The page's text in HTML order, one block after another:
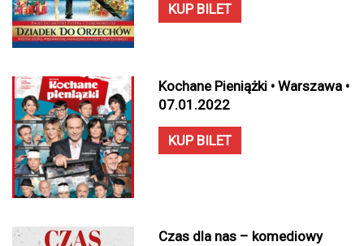
KUP BILET
Kochane Pieniążki • Warszawa •
07.01.2022
KUP BILET
Czas dla nas – komediowy